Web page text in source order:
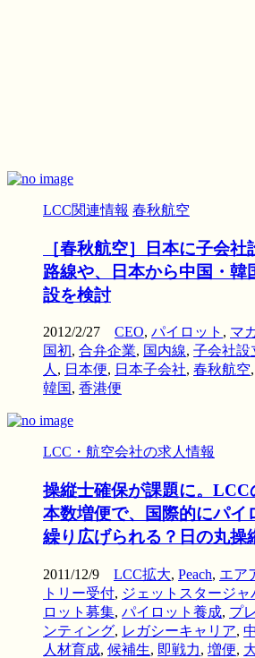
LCC関連情報 春秋航空
［春秋航空］日本に子会
路線や、日本から中国・韓
設を検討
2012/2/27 CEO, パイロット , マ
国初, 合弁企業, 国内線, 子会社設
人 , 日本便, 日本子会社, 春秋航空,
韓国, 香港便
LCC・航空会社の求人情報
操縦士確保が課題に。LCC
本数増便で、国際的にパイ
繰り広げられる？日の丸操
2011/12/9 LCC拡大, Peach, エア
トリー受付, ジェットスタージャ
ロット募集, パイロット養成, プ
ンティング, レガシーキャリア,
人材育成, 候補生, 即戦力, 増便,